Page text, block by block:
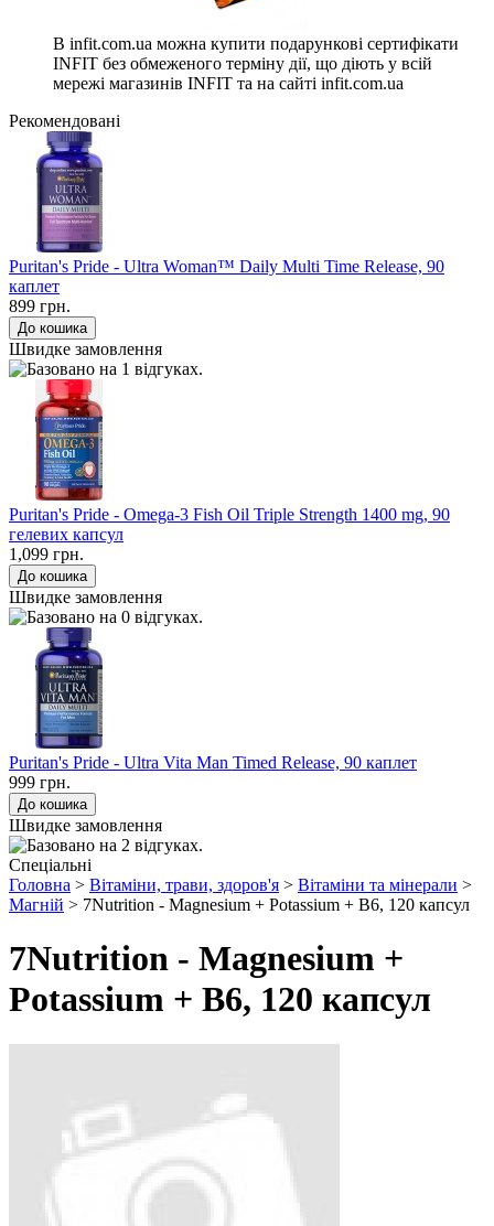
В infit.com.ua можна купити подарункові сертифікати
INFIT без обмеженого терміну дії, що діють у всій
мережі магазинів INFIT та на сайті infit.com.ua
Рекомендовані
Puritan's Pride - Ultra Woman™ Daily Multi Time Release, 90
каплет
899 грн.
Швидке замовлення
Puritan's Pride - Omega-3 Fish Oil Triple Strength 1400 mg, 90
гелевих капсул
1,099 грн.
Швидке замовлення
Puritan's Pride - Ultra Vita Man Timed Release, 90 каплет
999 грн.
Швидке замовлення
Спеціальні
Головна > Вітаміни, трави, здоров'я > Вітаміни та мінерали >
Магній > 7Nutrition - Magnesium + Potassium + B6, 120 капсул
7Nutrition - Magnesium +
Potassium + B6, 120 капсул